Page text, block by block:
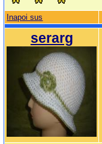
Inapoi sus
serarg